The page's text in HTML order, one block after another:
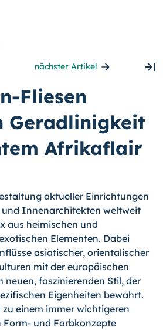
nächster Artikel
Fliesen
Geradlinigkeit
Afrikaflair
aktueller Einrichtungen
und Innenarchitekten weltweit
aus heimischen und
Elementen. Dabei
asiatischer, orientalischer
mit der europäischen
neuen, faszinierenden Stil, der
Eigenheiten bewahrt.
einem immer wichtigeren
Form- und Farbkonzepte